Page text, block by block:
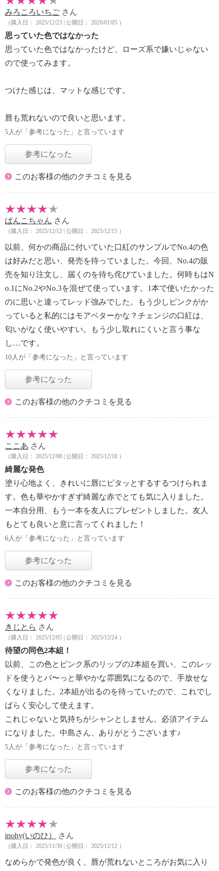
みろころいちご さん
（購入日： 2025/12/23 | 公開日： 2026/01/05 ）
思っていた色ではなかった
思っていた色ではなかったけど、ローズ系で嫌いじゃない
ので使ってみます。
つけた感じは、マットな感じです。
唇も荒れないので良いと思います。
5人が「参考になった」と言っています
参考になった
このお客様の他のクチコミを見る
ぱんこちゃん さん
（購入日： 2025/12/12 | 公開日： 2025/12/15 ）
以前、何かの商品に付いていた口紅のサンプルでNo.4の色
は好みだと思い、発売を待っていました。今回、No.4の販
売を知り注文し、届くのを待ち侘びていました。何時もはN
o.1にNo.2やNo.3を混ぜて使っています。1本で使いたかった
のに思いと違ってレッド強みでした。もう少しピンクがか
っていると私的にはモアベターかな？チェンジの口紅は、
匂いがなく使いやすい。もう少し取れにくいと言う事な
し…です。
10人が「参考になった」と言っています
参考になった
このお客様の他のクチコミを見る
ここあ さん
（購入日： 2025/12/08 | 公開日： 2025/12/18 ）
綺麗な発色
塗り心地よく、きれいに唇にピタッとするするつけられま
す。色も華やかすぎず綺麗な赤でとても気に入りました。
一本自分用、もう一本を友人にプレゼントしました。友人
もとても良いと意に言ってくれました！
6人が「参考になった」と言っています
参考になった
このお客様の他のクチコミを見る
きじとら さん
（購入日： 2025/12/05 | 公開日： 2025/12/24 ）
待望の同色2本組！
以前、この色とピンク系のリップの2本組を買い、このレッ
ドを使うとパ〜っと華やかな雰囲気になるので、手放せな
くなりました。2本組が出るのを待っていたので、これでし
ばらく安心して使えます。
これじゃないと気持ちがシャンとしません。必須アイテム
になりました。中島さん、ありがとうございます♪
5人が「参考になった」と言っています
参考になった
このお客様の他のクチコミを見る
inohy(いのひ） さん
（購入日： 2025/11/30 | 公開日： 2025/12/12 ）
なめらかで発色が良く、唇が荒れないところがお気に入り